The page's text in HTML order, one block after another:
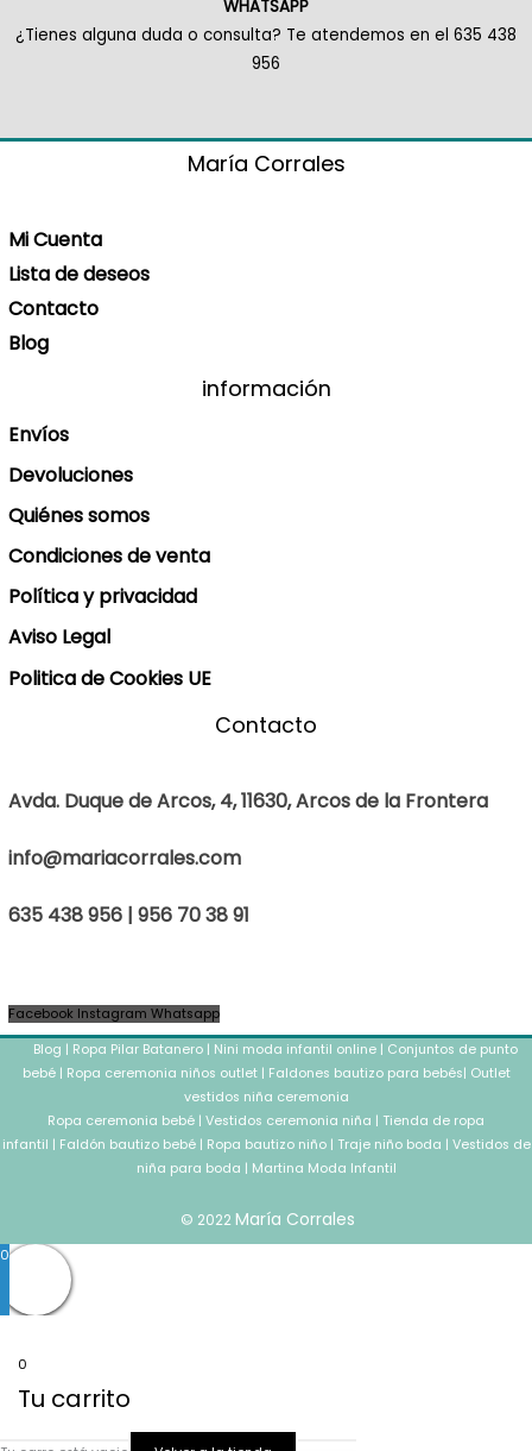
WHATSAPP
¿Tienes alguna duda o consulta? Te atendemos en el 635 438
956
María Corrales
Mi Cuenta
Lista de deseos
Contacto
Blog
información
Envíos
Devoluciones
Quiénes somos
Condiciones de venta
Política y privacidad
Aviso Legal
Politica de Cookies UE
Contacto
Avda. Duque de Arcos, 4, 11630, Arcos de la Frontera
info@mariacorrales.com
635 438 956 | 956 70 38 91
Facebook Instagram Whatsapp
Blog | Ropa Pilar Batanero| Nini moda infantil online | Conjuntos de punto
bebé| Ropa ceremonia niños outlet| Faldones bautizo para bebés| Outlet
vestidos niña ceremonia
Ropa ceremonia bebé | Vestidos ceremonia niña | Tienda de ropa
infantil | Faldón bautizo bebé| Ropa bautizo niño| Traje niño boda | Vestidos de
niña para boda | Martina Moda Infantil
© 2022María Corrales
0
0
Tu carrito